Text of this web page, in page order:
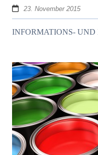
23. November 2015
INFORMATIONS-